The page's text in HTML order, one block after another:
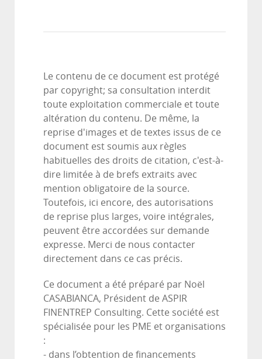
Le contenu de ce document est protégé
par copyright; sa consultation interdit
toute exploitation commerciale et toute
altération du contenu. De même, la
reprise d'images et de textes issus de ce
document est soumis aux règles
habituelles des droits de citation, c'est-à-
dire limitée à de brefs extraits avec
mention obligatoire de la source.
Toutefois, ici encore, des autorisations
de reprise plus larges, voire intégrales,
peuvent être accordées sur demande
expresse. Merci de nous contacter
directement dans ce cas précis.
Ce document a été préparé par Noël
CASABIANCA, Président de ASPIR
FINENTREP Consulting. Cette société est
spécialisée pour les PME et organisations
:
- dans l’obtention de financements